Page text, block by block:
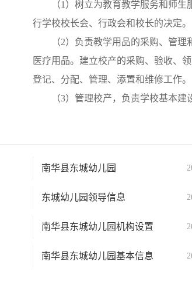
（1）树立为教育教学服务和师
行学校校长会、行政会和校长的决定。
（2）负责教学用品的采购、管
医疗用品。建立校产的采购、验收、
登记、分配、管理、添置和维修工作。
（3）管理校产，负责学校基本
南华县东城幼儿园
东城幼儿园领导信息
南华县东城幼儿园机构设置
南华县东城幼儿园基本信息